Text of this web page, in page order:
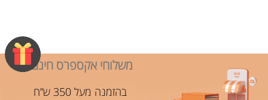
משלוחי אקספרס חינם!
בהזמנה מעל 350 ש”ח